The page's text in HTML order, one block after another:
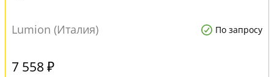
Lumion (Италия) По запросу
7 558 ₽